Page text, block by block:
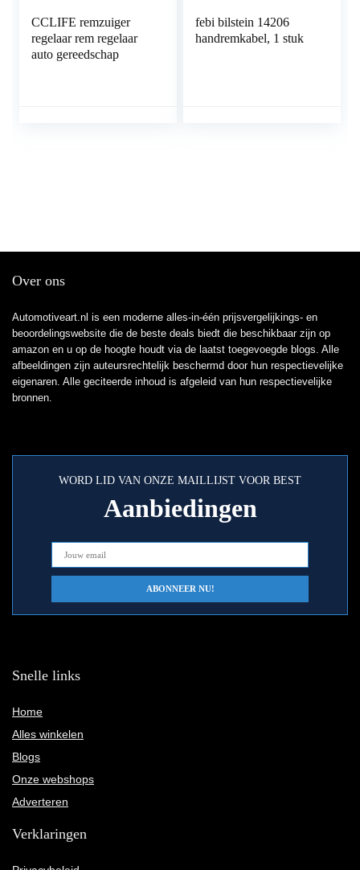
CCLIFE remzuiger
regelaar rem regelaar
auto gereedschap
febi bilstein 14206
handremkabel, 1 stuk
Over ons
Automotiveart.nl is een moderne alles-in-één prijsvergelijkings- en
beoordelingswebsite die de beste deals biedt die beschikbaar zijn op
amazon en u op de hoogte houdt via de laatst toegevoegde blogs. Alle
afbeeldingen zijn auteursrechtelijk beschermd door hun respectievelijke
eigenaren. Alle geciteerde inhoud is afgeleid van hun respectievelijke
bronnen.
WORD LID VAN ONZE MAILLIJST VOOR BEST
Aanbiedingen
Snelle links
Home
Alles winkelen
Blogs
Onze webshops
Adverteren
Verklaringen